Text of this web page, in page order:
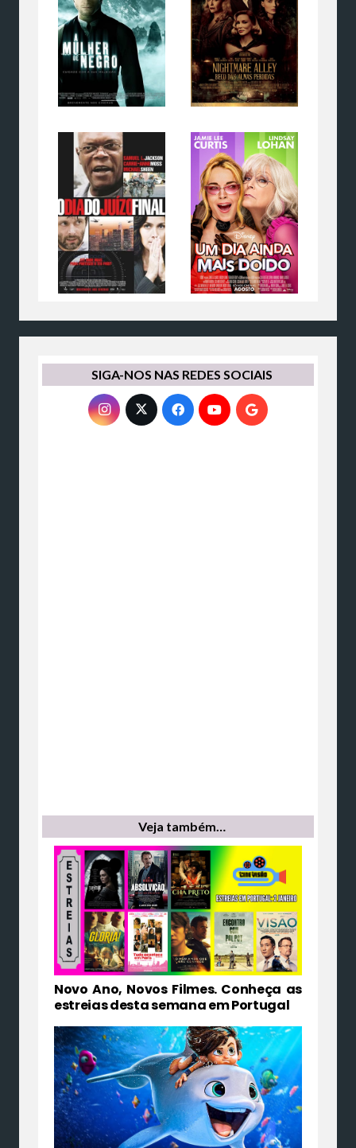
SIGA-NOS NAS REDES SOCIAIS
Veja também…
Novo Ano, Novos Filmes. Conheça as
estreias desta semana em Portugal